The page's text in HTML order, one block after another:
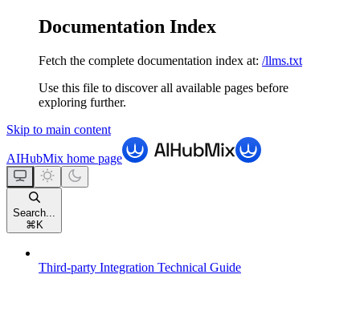
Documentation Index
Fetch the complete documentation index at: /llms.txt
Use this file to discover all available pages before
exploring further.
Skip to main content
AIHubMix home page
Search...
⌘ K
Third-party Integration Technical Guide